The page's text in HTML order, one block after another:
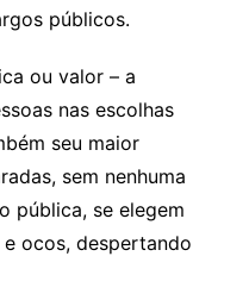
públicos.
ou valor – a
nas escolhas
seu maior
sem nenhuma
pública, se elegem
ocos, despertando